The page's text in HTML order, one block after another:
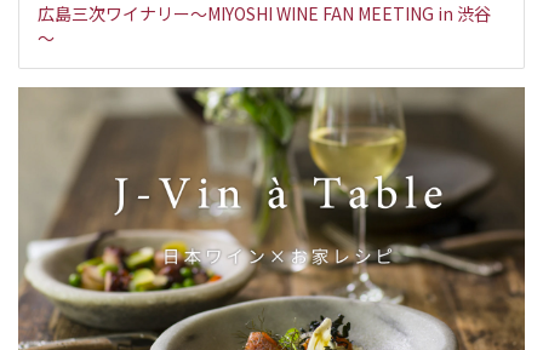
広島三次ワイナリー～MIYOSHI WINE FAN MEETING in 渋谷
～